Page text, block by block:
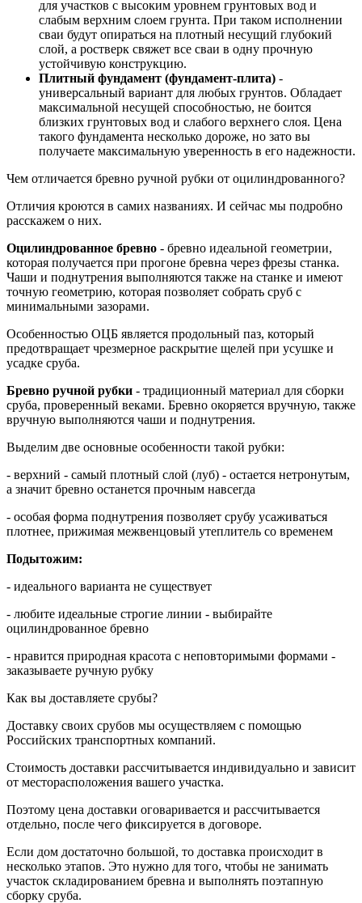
для участков с высоким уровнем грунтовых вод и
слабым верхним слоем грунта. При таком исполнении
сваи будут опираться на плотный несущий глубокий
слой, а ростверк свяжет все сваи в одну прочную
устойчивую конструкцию.
Плитный фундамент (фундамент-плита) -
универсальный вариант для любых грунтов. Обладает
максимальной несущей способностью, не боится
близких грунтовых вод и слабого верхнего слоя. Цена
такого фундамента несколько дороже, но зато вы
получаете максимальную уверенность в его надежности.
Чем отличается бревно ручной рубки от оцилиндрованного?
Отличия кроются в самих названиях. И сейчас мы подробно
расскажем о них.
Оцилиндрованное бревно - бревно идеальной геометрии,
которая получается при прогоне бревна через фрезы станка.
Чаши и поднутрения выполняются также на станке и имеют
точную геометрию, которая позволяет собрать сруб с
минимальными зазорами.
Особенностью ОЦБ является продольный паз, который
предотвращает чрезмерное раскрытие щелей при усушке и
усадке сруба.
Бревно ручной рубки - традиционный материал для сборки
сруба, проверенный веками. Бревно окоряется вручную, также
вручную выполняются чаши и поднутрения.
Выделим две основные особенности такой рубки:
- верхний - самый плотный слой (луб) - остается нетронутым,
а значит бревно останется прочным навсегда
- особая форма поднутрения позволяет срубу усаживаться
плотнее, прижимая межвенцовый утеплитель со временем
Подытожим:
- идеального варианта не существует
- любите идеальные строгие линии - выбирайте
оцилиндрованное бревно
- нравится природная красота с неповторимыми формами -
заказываете ручную рубку
Как вы доставляете срубы?
Доставку своих срубов мы осуществляем с помощью
Российских транспортных компаний.
Стоимость доставки рассчитывается индивидуально и зависит
от месторасположения вашего участка.
Поэтому цена доставки оговаривается и рассчитывается
отдельно, после чего фиксируется в договоре.
Если дом достаточно большой, то доставка происходит в
несколько этапов. Это нужно для того, чтобы не занимать
участок складированием бревна и выполнять поэтапную
сборку сруба.